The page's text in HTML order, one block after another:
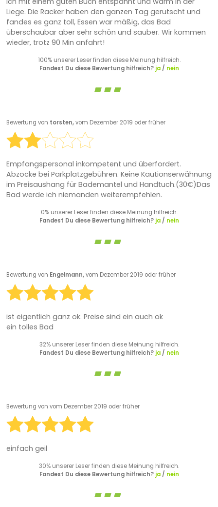
Liege. Die Racker haben den ganzen Tag gerutscht und
fandes es ganz toll, Essen war mäßig, das Bad
überschaubar aber sehr schön und sauber. Wir kommen
wieder, trotz 90 Min anfahrt!
100% unserer Leser finden diese Meinung hilfreich.
Fandest Du diese Bewertung hilfreich? ja/ nein
Bewertung von torsten,vom Dezember 2019 oder früher
Empfangspersonal inkompetent und überfordert.
Abzocke bei Parkplatzgebühren. Keine Kautionserwähnung
im Preisaushang für Bademantel und Handtuch.(30€)Das
Bad werde ich niemanden weiterempfehlen.
0% unserer Leser finden diese Meinung hilfreich.
Fandest Du diese Bewertung hilfreich? ja/ nein
Bewertung von Engelmann,vom Dezember 2019 oder früher
ist eigentlich ganz ok. Preise sind ein auch ok
ein tolles Bad
32% unserer Leser finden diese Meinung hilfreich.
Fandest Du diese Bewertung hilfreich? ja/ nein
Bewertung von vom Dezember 2019 oder früher
einfach geil
30% unserer Leser finden diese Meinung hilfreich.
Fandest Du diese Bewertung hilfreich? ja/ nein